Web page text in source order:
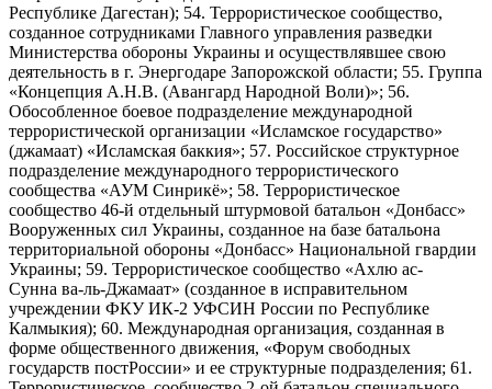
Республике Дагестан); 54. Террористическое сообщество,
созданное сотрудниками Главного управления разведки
Министерства обороны Украины и осуществлявшее свою
деятельность в г. Энергодаре Запорожской области; 55. Группа
«Концепция А.Н.В. (Авангард Народной Воли)»; 56.
Обособленное боевое подразделение международной
террористической организации «Исламское государство»
(джамаат) «Исламская баккия»; 57. Российское структурное
подразделение международного террористического
сообщества «АУМ Синрикё»; 58. Террористическое
сообщество 46-й отдельный штурмовой батальон «Донбасс»
Вооруженных сил Украины, созданное на базе батальона
территориальной обороны «Донбасс» Национальной гвардии
Украины; 59. Террористическое сообщество «Ахлю ас-
Сунна ва-ль-Джамаат» (созданное в исправительном
учреждении ФКУ ИК-2 УФСИН России по Республике
Калмыкия); 60. Международная организация, созданная в
форме общественного движения, «Форум свободных
государств постРоссии» и ее структурные подразделения; 61.